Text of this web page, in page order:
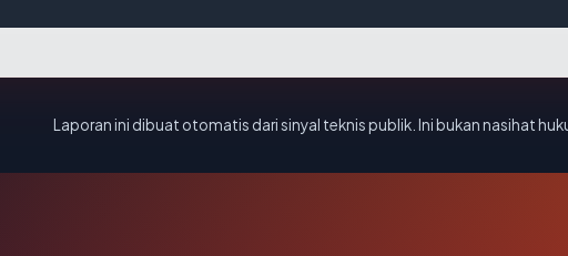
Laporan ini dibuat otomatis dari sinyal teknis publik. Ini bukan nasihat